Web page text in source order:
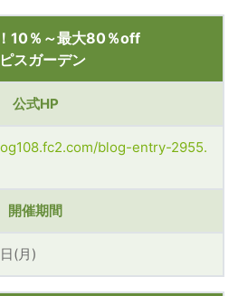
10％～最大80％off
スガーデン
公式HP
blog-entry-2955.
開催期間
(月)